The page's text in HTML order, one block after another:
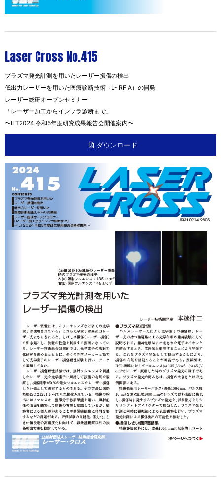
Laser Cross No.415
プラズマ発光計測を用いたレーザー損傷の検出
低出力レーザーを用いた医療診断技術（L- RF A）の開発
レーザー総研オープンセミナー
「レーザー加工からインフラ診断まで」
〜ILT2024 令和5年度研究成果報告会開催案内〜
ダウンロード